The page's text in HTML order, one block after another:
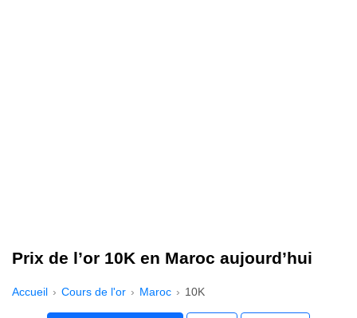
Prix de l’or 10K en Maroc aujourd’hui
Accueil Cours de l'or Maroc 10K